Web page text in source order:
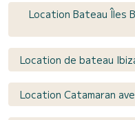
Location Bateau Îles
Location de bateau
Location Catamaran